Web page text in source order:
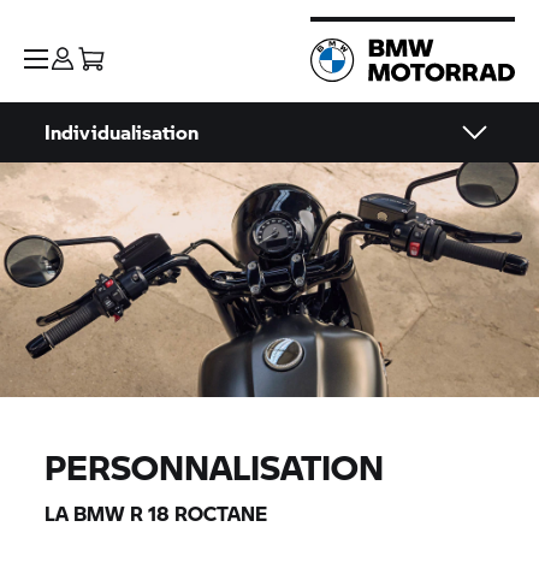
Individualisation
PERSONNALISATION
LA BMW R 18 ROCTANE